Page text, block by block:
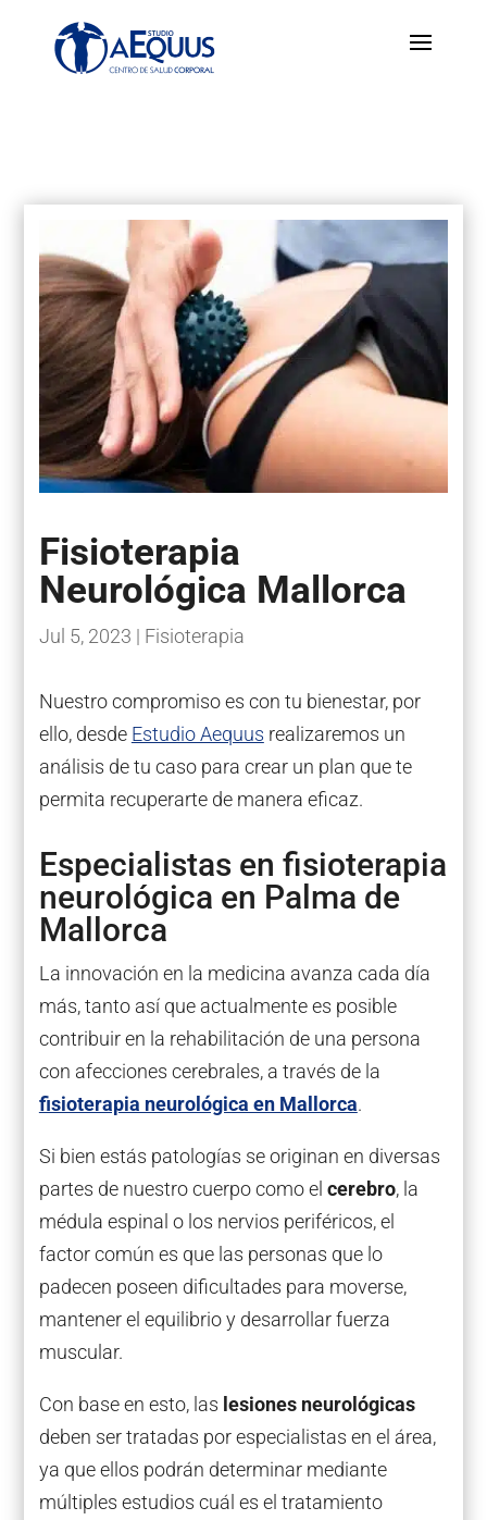
Fisioterapia
Neurológica Mallorca
Jul 5, 2023 | Fisioterapia
Nuestro compromiso es con tu bienestar, por
ello, desde Estudio Aequus realizaremos un
análisis de tu caso para crear un plan que te
permita recuperarte de manera eficaz.
Especialistas en fisioterapia
neurológica en Palma de
Mallorca
La innovación en la medicina avanza cada día
más, tanto así que actualmente es posible
contribuir en la rehabilitación de una persona
con afecciones cerebrales, a través de la
fisioterapia neurológica en Mallorca.
Si bien estás patologías se originan en diversas
partes de nuestro cuerpo como el cerebro, la
médula espinal o los nervios periféricos, el
factor común es que las personas que lo
padecen poseen dificultades para moverse,
mantener el equilibrio y desarrollar fuerza
muscular.
Con base en esto, las lesiones neurológicas
deben ser tratadas por especialistas en el área,
ya que ellos podrán determinar mediante
múltiples estudios cuál es el tratamiento